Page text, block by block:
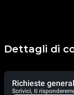
Dettagli di
Richieste
Scrivici, ti